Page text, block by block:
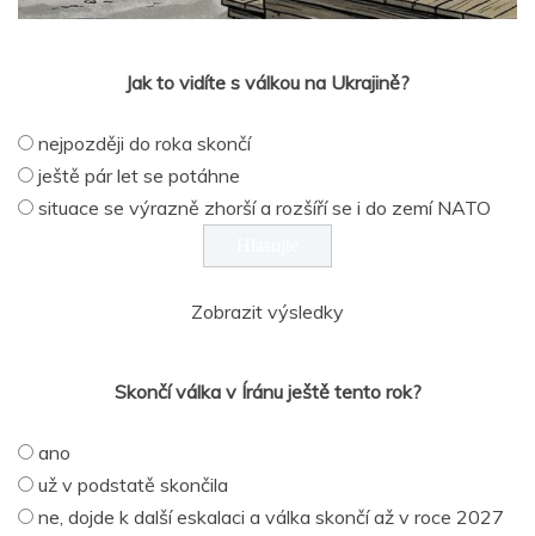
Jak to vidíte s válkou na Ukrajině?
nejpozději do roka skončí
ještě pár let se potáhne
situace se výrazně zhorší a rozšíří se i do zemí NATO
Zobrazit výsledky
Skončí válka v Íránu ještě tento rok?
ano
už v podstatě skončila
ne, dojde k další eskalaci a válka skončí až v roce 2027